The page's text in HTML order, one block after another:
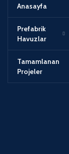
Anasayfa
Prefabrik
Havuzlar
Tamamlanan
Projeler